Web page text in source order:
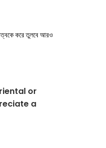
করে তুলবে আরও
or
a